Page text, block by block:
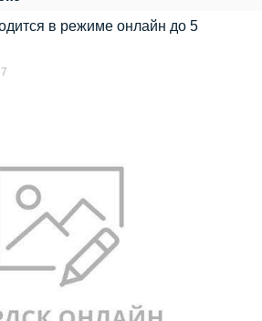
в режиме онлайн до 5